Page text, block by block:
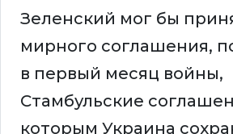
Зеленский мог бы
мирного соглашения,
в первый месяц войны,
Стамбульские
которым Украина